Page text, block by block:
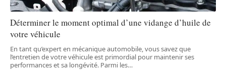
Déterminer le moment optimal d’une vidange d’huile de
votre véhicule
En tant qu’expert en mécanique automobile, vous savez que
l’entretien de votre véhicule est primordial pour maintenir ses
performances et sa longévité. Parmi les…